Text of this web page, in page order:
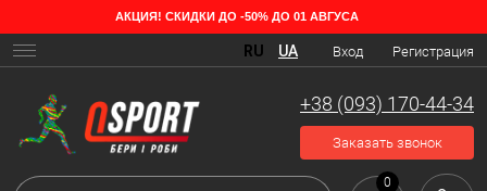
АКЦИЯ! СКИДКИ ДО -50% ДО 01 АВГУСА
Вход Регистрация
RU UA
+38 (093) 170-44-34
Заказать звонок
0